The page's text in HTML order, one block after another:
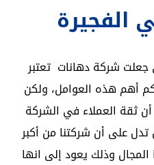
الفجيرة
شركة دهانات تعتبر
هذه العوامل، ولكن
ثقة العملاء في الشركة
على أن شركتنا من أكبر
وذلك يعود إلى انها